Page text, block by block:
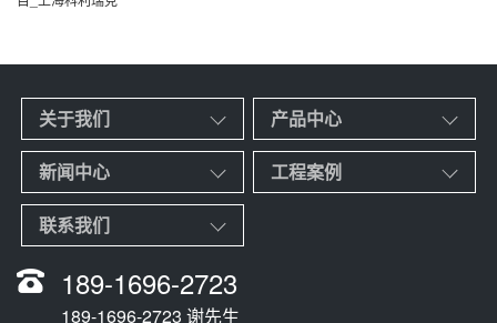
关于我们 产品中心
新闻中心 工程案例
联系我们
189-1696-2723
189-1696-2723 谢先生